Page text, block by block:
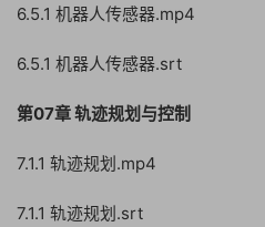
6.5.1 机器人传感器.mp4
6.5.1 机器人传感器.srt
第07章 轨迹规划与控制
7.1.1 轨迹规划.mp4
7.1.1 轨迹规划.srt